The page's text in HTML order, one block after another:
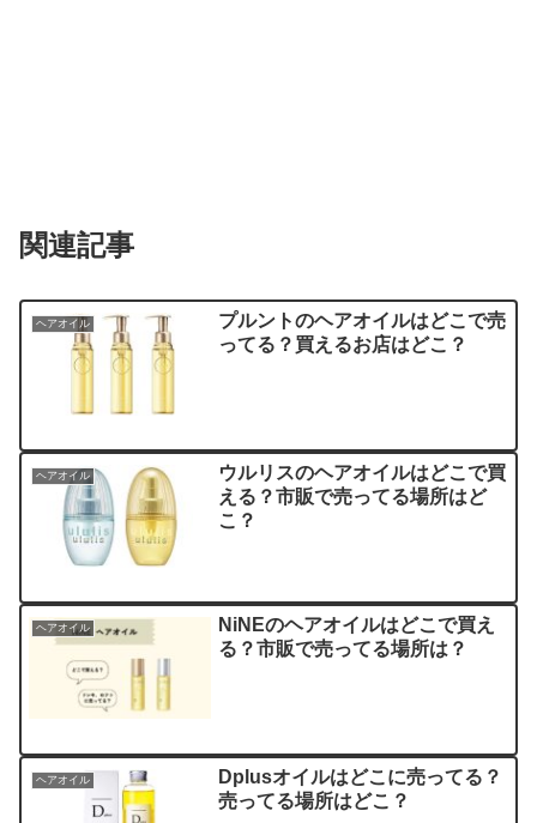
関連記事
ヘアオイル
プルントのヘアオイルはどこで売
ってる？買えるお店はどこ？
ヘアオイル
ウルリスのヘアオイルはどこで買
える？市販で売ってる場所はど
こ？
ヘアオイル
NiNEのヘアオイルはどこで買え
る？市販で売ってる場所は？
ヘアオイル
Dplusオイルはどこに売ってる？
売ってる場所はどこ？